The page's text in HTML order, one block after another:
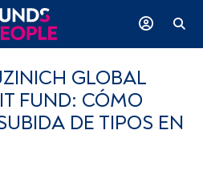
GLOBAL
FUND: CÓMO
DE TIPOS EN